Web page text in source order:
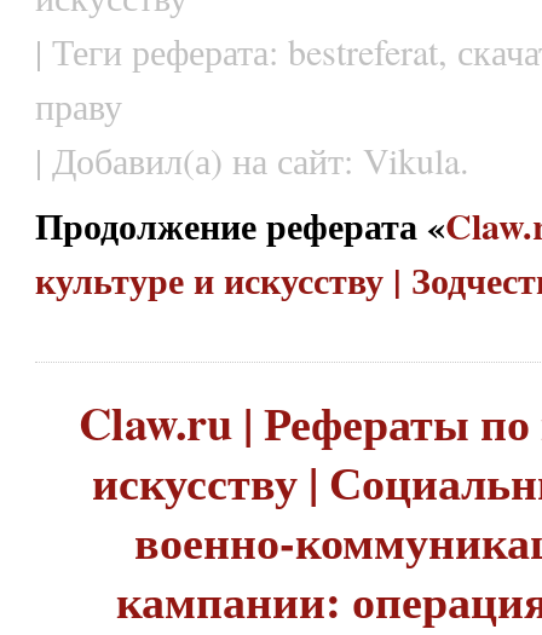
| Теги реферата: bestreferat,
праву
| Добавил(а) на сайт: Vikula.
Продолжение реферата «
культуре и искусству |
Claw.ru | Рефераты по
искусству |
военно-
кампании: